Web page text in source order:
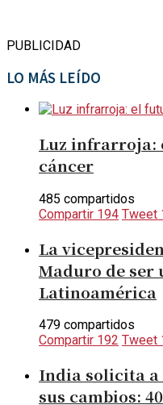
PUBLICIDAD
LO MÁS LEÍDO
Luz infrarroja:
cáncer
485 compartidos
Compartir 194 Tweet
La
Maduro de ser
Latinoamérica
479 compartidos
Compartir 192 Tweet
India solicita a
sus cambios: